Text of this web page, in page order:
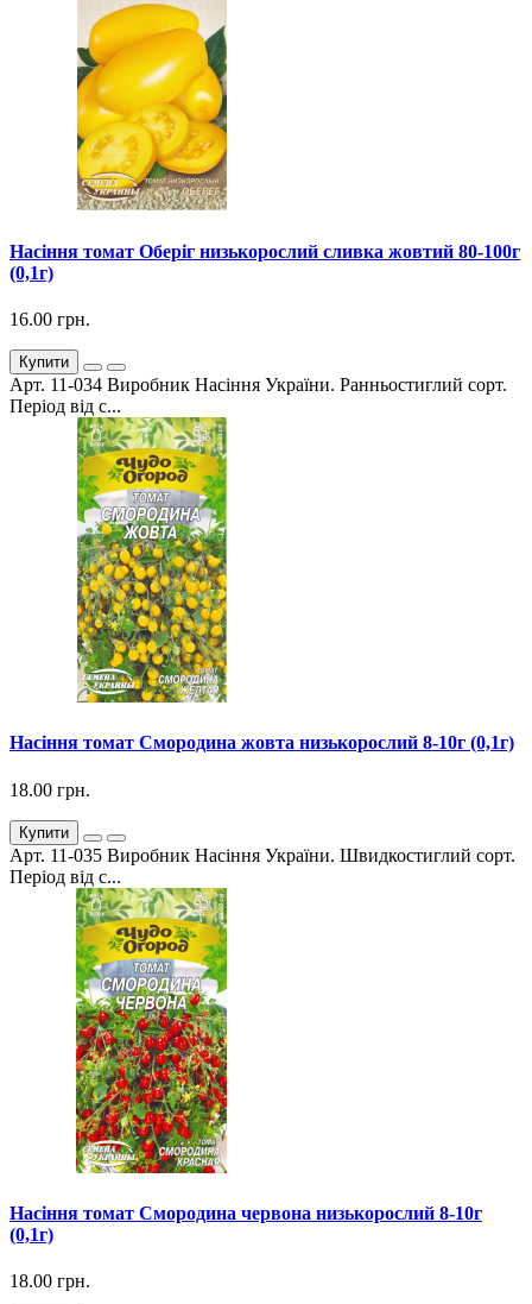
Насіння томат Оберіг низькорослий сливка жовтий 80-100г
(0,1г)
16.00 грн.
Купити
Арт. 11-034 Виробник Насіння України. Ранньостиглий сорт.
Період від с...
Насіння томат Смородина жовта низькорослий 8-10г (0,1г)
18.00 грн.
Купити
Арт. 11-035 Виробник Насіння України. Швидкостиглий сорт.
Період від с...
Насіння томат Смородина червона низькорослий 8-10г
(0,1г)
18.00 грн.